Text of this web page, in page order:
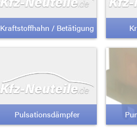
Kraftstoffhahn / Betätigung
Pulsationsdämpfer